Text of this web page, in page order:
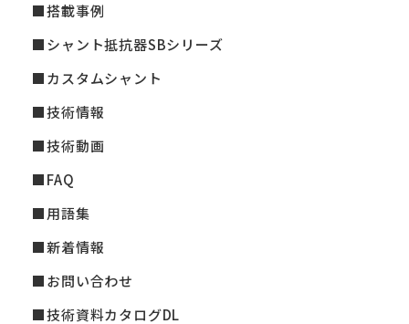
搭載事例
シャント抵抗器SBシリーズ
カスタムシャント
技術情報
技術動画
FAQ
用語集
新着情報
お問い合わせ
技術資料カタログDL